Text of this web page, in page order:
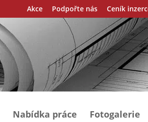
Akce Podpořte nás Ceník
Nabídka práce Fotogalerie